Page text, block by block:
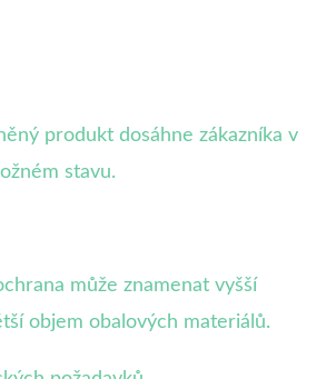
produkt dosáhne zákazníka v
stavu.
může znamenat vyšší
objem obalových materiálů.